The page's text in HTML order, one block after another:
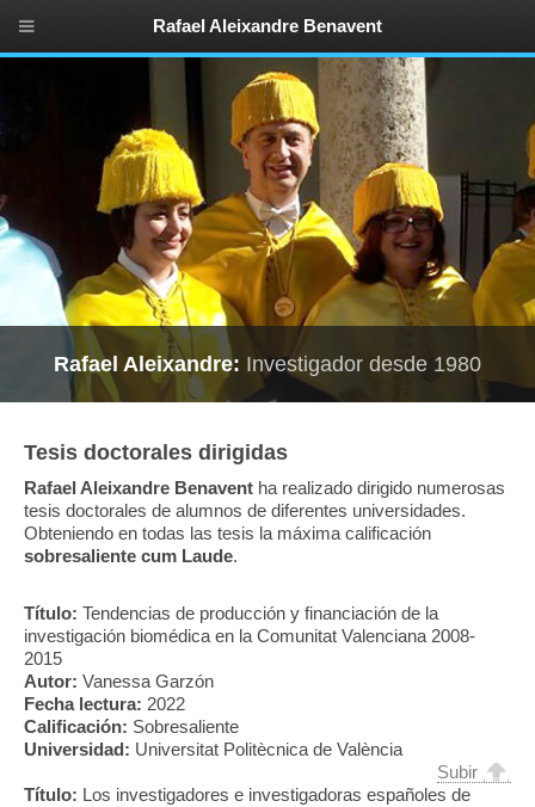
Rafael Aleixandre: Investigador desde 1980
Tesis doctorales dirigidas
Rafael Aleixandre Benavent ha realizado dirigido numerosas
tesis doctorales de alumnos de diferentes universidades.
Obteniendo en todas las tesis la máxima calificación
sobresaliente cum Laude.
Título: Tendencias de producción y financiación de la
investigación biomédica en la Comunitat Valenciana 2008-
2015
Autor: Vanessa Garzón
Fecha lectura: 2022
Calificación: Sobresaliente
Universidad: Universitat Politècnica de València
Subir
Título: Los investigadores e investigadoras españoles de
Rafael Aleixandre Benavent